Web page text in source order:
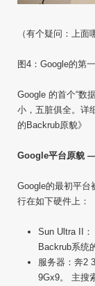
（有个疑问：上面
图4：Google的第
Google 的首个“数
小，五脏俱全。详
的Backrub原貌》
Google平台原貌
Google的最初平台
行在如下硬件上：
Sun Ultra II
Backrub系统
服务器：奔2
9Gx9。 主搜